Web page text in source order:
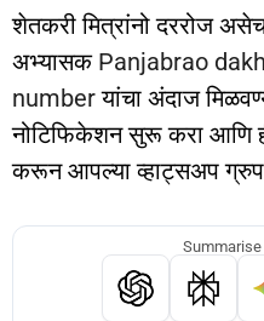
शेतकरी मित्रांनो दररोज
अभ्यासक Panjabrao
numberयांचा अंदाज
नोटिफिकेशन सुरू करा आणि
करून आपल्या व्हाट्सअप ग्रुप